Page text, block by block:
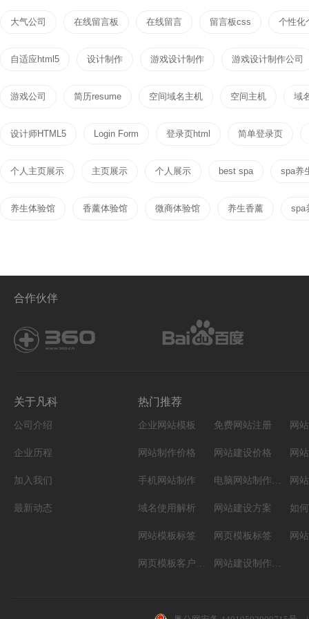
大气公司 在线留言板 在线留言 留言板css 个性化
自适应html5 设计制作 游戏设计制作 游戏设计制作公司
游戏公司 简历resume 空间域名主机 空间主机 域
设计师HTML5 Login Form 登录页html 简单登录页
个人主页展示 主页展示 个人展示 best spa spa养
养生体验馆 香薰体验馆 微商体验馆 养生香薰 spa
合作伙伴
关于凡科
公司介绍
企业历程
加入我们
最新动态
热门推荐
企业网站模板 免费网站注册 网
网站制作价格 网站建设价格 网
手机网站制作 电脑网站制作设计 网
域名使用解析 网站建设方案 如
网站模板标签 网页模板标签
网页模板客户案例 网站建设制作知识